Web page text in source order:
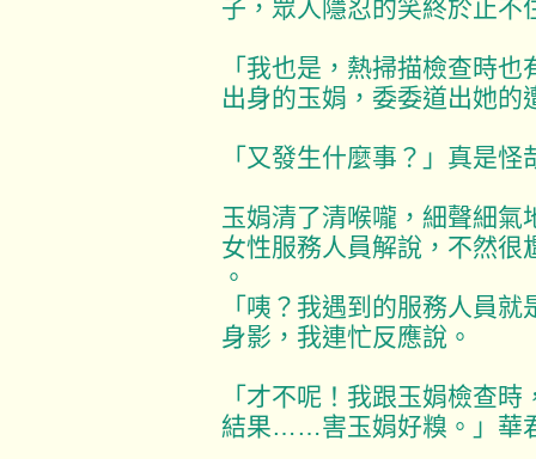
子，眾人隱忍的笑終於止不
「我也是，熱掃描檢查時
出身的玉娟，委委道出她的
「又發生什麼事？」真是
玉娟清了清喉嚨，細聲細
女性服務人員解說，不然很
。
「咦？我遇到的服務人員
身影，我連忙反應說。
「才不呢！我跟玉娟檢查
結果……害玉娟好糗。」華